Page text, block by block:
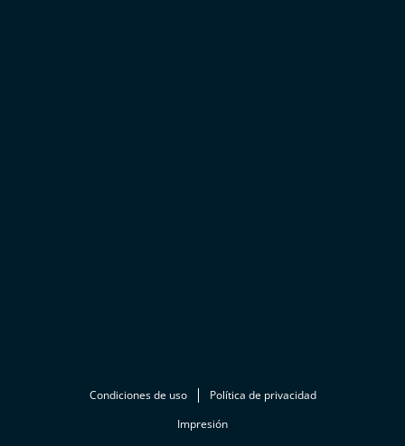
Condiciones de uso
Política de privacidad
Impresión